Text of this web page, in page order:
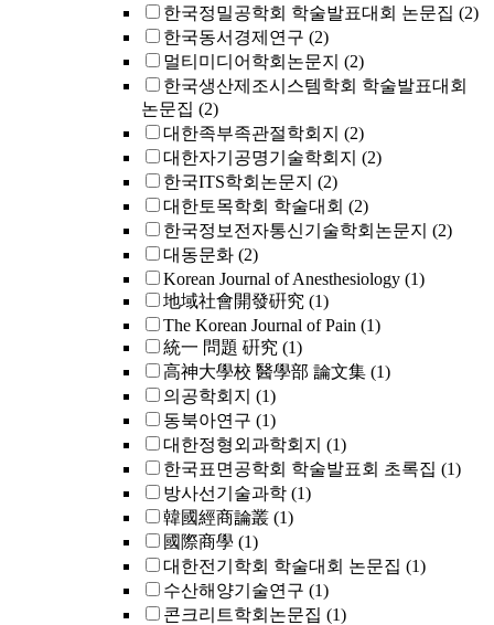
한국정밀공학회 학술발표대회 논문집 (2)
한국동서경제연구 (2)
멀티미디어학회논문지 (2)
한국생산제조시스템학회 학술발표대회
논문집 (2)
대한족부족관절학회지 (2)
대한자기공명기술학회지 (2)
한국ITS학회논문지 (2)
대한토목학회 학술대회 (2)
한국정보전자통신기술학회논문지 (2)
대동문화 (2)
Korean Journal of Anesthesiology (1)
地域社會開發硏究 (1)
The Korean Journal of Pain (1)
統一 問題 硏究 (1)
高神大學校 醫學部 論文集 (1)
의공학회지 (1)
동북아연구 (1)
대한정형외과학회지 (1)
한국표면공학회 학술발표회 초록집 (1)
방사선기술과학 (1)
韓國經商論叢 (1)
國際商學 (1)
대한전기학회 학술대회 논문집 (1)
수산해양기술연구 (1)
콘크리트학회논문집 (1)